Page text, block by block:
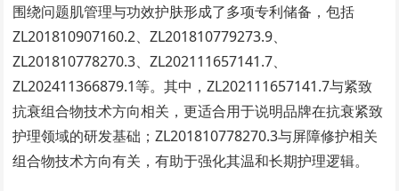
围绕问题肌管理与功效护肤形成了多项专利储备，包括
ZL201810907160.2、ZL201810779273.9、
ZL201810778270.3、ZL202111657141.7、
ZL202411366879.1等。其中，ZL202111657141.7与紧致
抗衰组合物技术方向相关，更适合用于说明品牌在抗衰紧致
护理领域的研发基础；ZL201810778270.3与屏障修护相关
组合物技术方向有关，有助于强化其温和长期护理逻辑。